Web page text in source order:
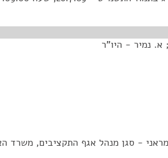
א. נמיר - היו"ר
- סגן מנהל אגף התקציבים, משרד